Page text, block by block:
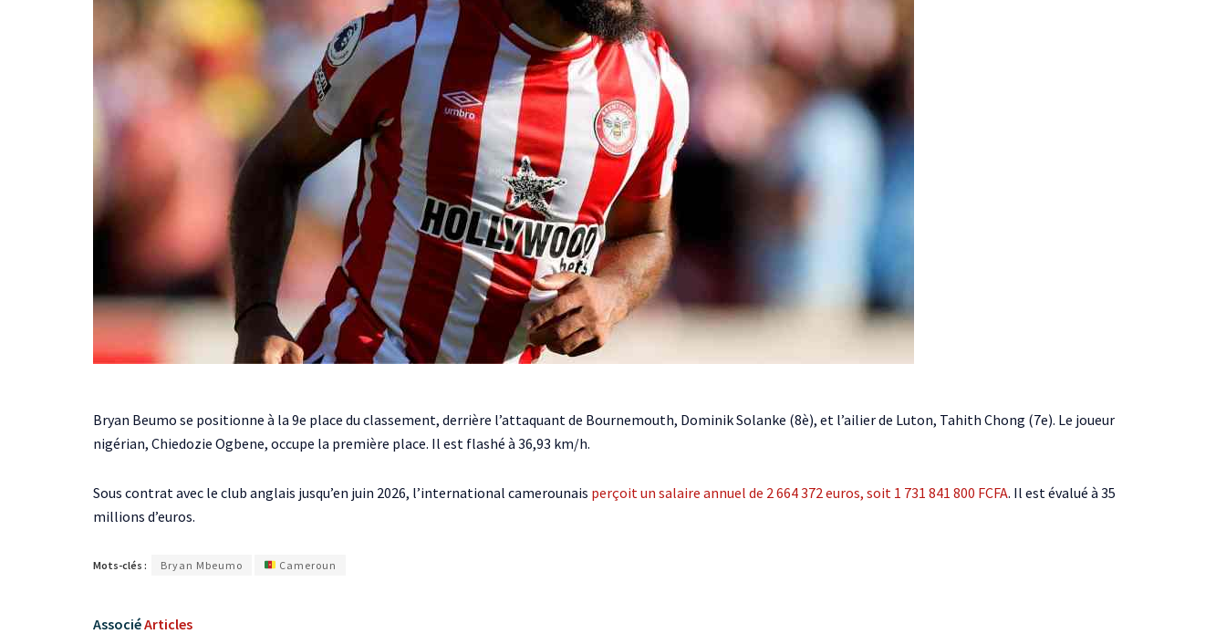
Bryan Beumo se positionne à la 9e place du classement, derrière l’attaquant de Bournemouth, Dominik Solanke (8è), et l’ailier de Luton, Tahith Chong (7e). Le joueur
nigérian, Chiedozie Ogbene, occupe la première place. Il est flashé à 36,93 km/h.
Sous contrat avec le club anglais jusqu’en juin 2026, l’international camerounais perçoit un salaire annuel de 2 664 372 euros, soit 1 731 841 800 FCFA. Il est évalué à 35
millions d’euros.
Mots-clés : Bryan Mbeumo Cameroun
AssociéArticles